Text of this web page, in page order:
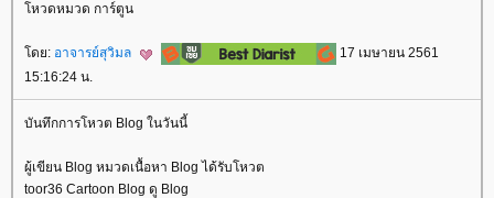
หวดหมวด การ์ตูน
ดย: อาจารย์สุวิมล
17 เมษายน 2561
15:16:24 น.
บันทึกการโหวต Blog ในวันนี้
ผู้เขียน Blog หมวดเนื้อหา Blog ได้รับโหวต
toor36 Cartoon Blog ดู Blog